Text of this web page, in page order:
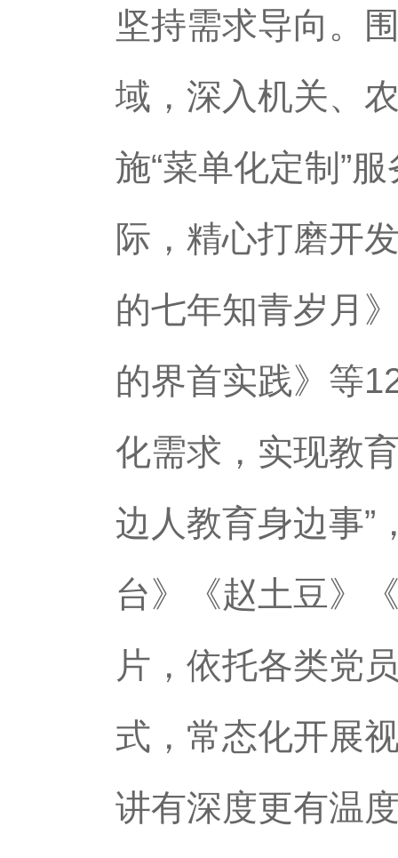
坚持需求导向。
域，深入机关、
施“菜单化定制”
际，精心打磨开
的七年知青岁月
的界首实践》等
化需求，实现教
边人教育身边事”
台》《赵土豆》
片，依托各类党
式，常态化开展
讲有深度更有温